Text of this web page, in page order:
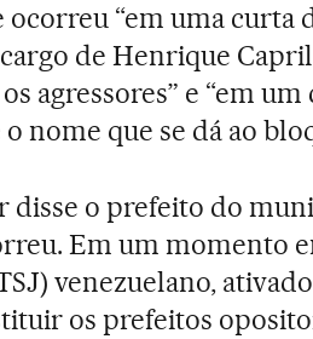
ocorreu “em uma curta
de Henrique
agressores” e “em
o nome que se dá ao
disse o prefeito do
Em um momento
venezuelano,
os prefeitos